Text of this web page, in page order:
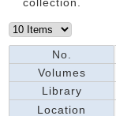
No.
Volumes
Library
Location